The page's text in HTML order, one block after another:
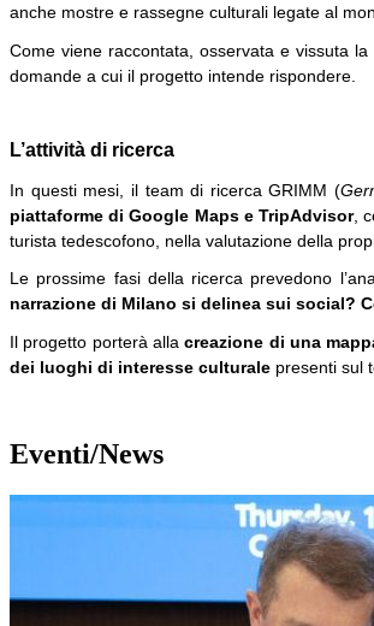
anche mostre e rassegne culturali legate al
Come viene raccontata, osservata e vissuta
domande a cui il progetto intende rispondere.
L’attività di ricerca
In questi mesi, il team di ricercaGRIMM (
piattaforme di Google Maps e TripAdvisor,
turista tedescofono, nella valutazione della
Le prossime fasi della ricerca prevedono
narrazione di Milano si delinea sui social?
Il progetto porterà allacreazione di una
dei luoghi di interesse culturale presenti sul
Eventi/News